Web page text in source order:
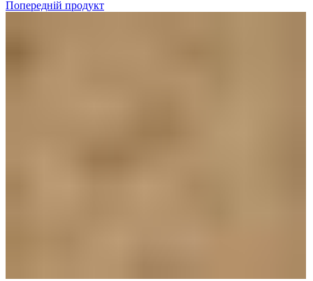
Попередній продукт